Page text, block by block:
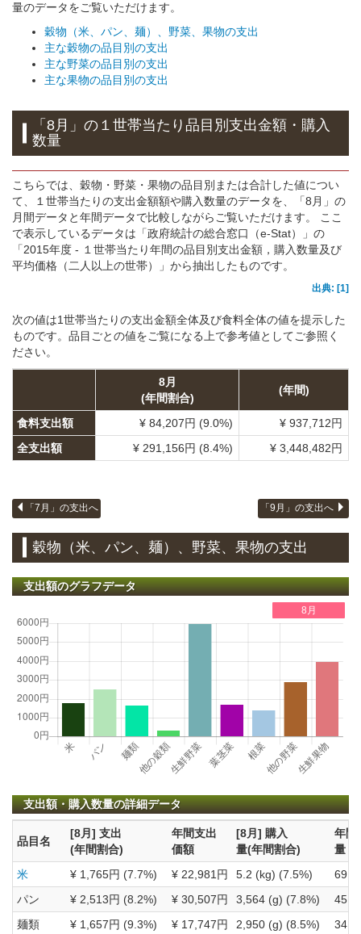
量のデータをご覧いただけます。
穀物（米、パン、麺）、野菜、果物の支出
主な穀物の品目別の支出
主な野菜の品目別の支出
主な果物の品目別の支出
「8月」の１世帯当たり品目別支出金額・購入
数量
こちらでは、穀物・野菜・果物の品目別または合計した値につい
て、１世帯当たりの支出金額額や購入数量のデータを、「8月」の
月間データと年間データで比較しながらご覧いただけます。 ここ
で表示しているデータは「政府統計の総合窓口（e-Stat）」の
「2015年度 - １世帯当たり年間の品目別支出金額，購入数量及び
平均価格（二人以上の世帯）」から抽出したものです。
出典: [1]
次の値は1世帯当たりの支出金額全体及び食料全体の値を提示した
ものです。品目ごとの値をご覧になる上で参考値としてご参照く
ださい。
8月
(年間割合)
(年間)
食料支出額 ¥ 84,207円 (9.0%)
¥ 937,712円
全支出額
¥ 291,156円 (8.4%) ¥ 3,448,482円
「7月」の支出へ 「9月」の支出へ
穀物（米、パン、麺）、野菜、果物の支出
支出額のグラフデータ
8月
支出額・購入数量の詳細データ
品目名
[8月] 支出
(年間割合)
年間支出
価額
[8月] 購入
量(年間割合)
年間
量
米
¥ 1,765円 (7.7%) ¥ 22,981円 5.2 (kg) (7.5%)
パン
¥ 2,513円 (8.2%) ¥ 30,507円 3,564 (g) (7.8%)
麺類
¥ 1,657円 (9.3%) ¥ 17,747円 2,950 (g) (8.5%)